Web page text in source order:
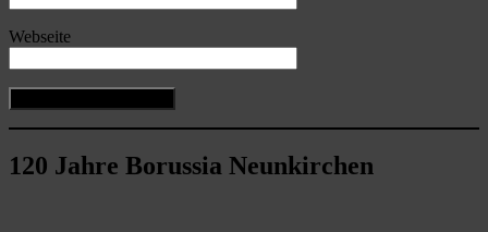
Webseite
120 Jahre Borussia Neunkirchen